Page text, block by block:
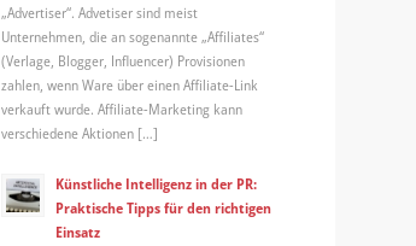
„Advertiser“. Advetiser sind meist
Unternehmen, die an sogenannte „Affiliates“
(Verlage, Blogger, Influencer) Provisionen
zahlen, wenn Ware über einen Affiliate-Link
verkauft wurde. Affiliate-Marketing kann
verschiedene Aktionen […]
Künstliche Intelligenz in der PR:
Praktische Tipps für den richtigen
Einsatz